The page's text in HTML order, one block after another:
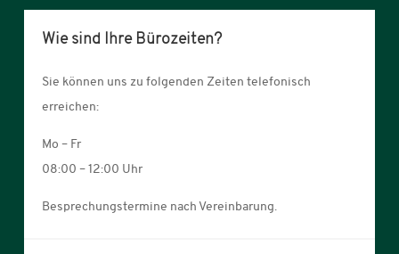
Wie sind Ihre Bürozeiten?
Sie können uns zu folgenden Zeiten telefonisch
erreichen:
Mo – Fr
08:00 – 12:00 Uhr
Besprechungstermine nach Vereinbarung.